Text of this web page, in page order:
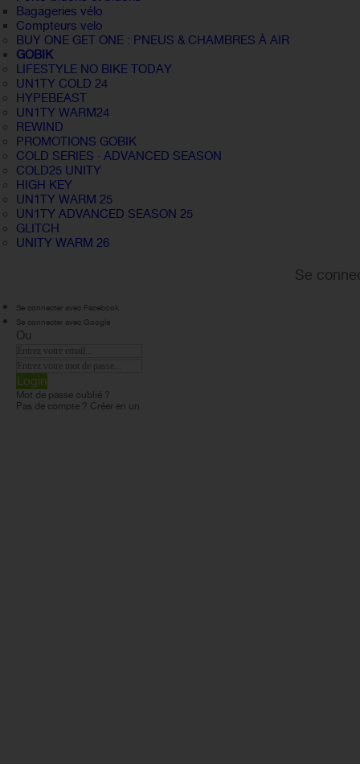
Bagageries vélo
Compteurs velo
BUY ONE GET ONE : PNEUS & CHAMBRES À AIR
GOBIK
LIFESTYLE NO BIKE TODAY
UN1TY COLD 24
HYPEBEAST
UN1TY WARM24
REWIND
PROMOTIONS GOBIK
COLD SERIES · ADVANCED SEASON
COLD25 UNITY
HIGH KEY
UN1TY WARM 25
UN1TY ADVANCED SEASON 25
GLITCH
UNITY WARM 26
Se
Se connecter avec Facebook
Se connecter avec Google
Ou
Login
Mot de passe oublié ?
Pas de compte ? Créer en un